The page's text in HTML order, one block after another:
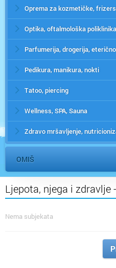
Optika, oftalmološka
Parfumerija, drogerija,
Pedikura, manikura, nokti
Tatoo, piercing
Wellness, SPA, Sauna
Zdravo mršavljenje,
OMIŠ
Ljepota, njega i zdravlje
Nema subjekata